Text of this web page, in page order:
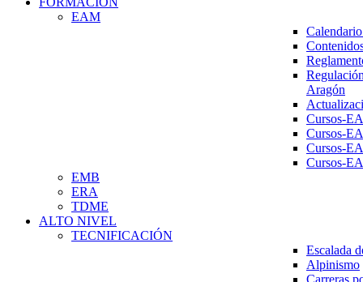
EAM
Aragón
Cursos-
Cursos-
Cursos-
Cursos-
EMB
ERA
TDME
ALTO NIVEL
TECNIFICACIÓN
Escalada
Alpinismo
Carreras